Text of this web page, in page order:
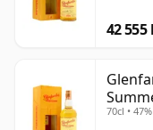
42 555
70cl • 47%